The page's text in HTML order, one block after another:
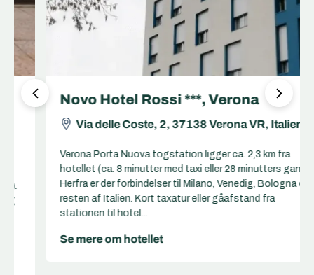
Novo Hotel Rossi ***, Verona
Via delle Coste, 2, 37138 Verona VR, Italien
Verona Porta Nuova togstation ligger ca. 2,3 km fra
hotellet (ca. 8 minutter med taxi eller 28 minutters gang).
Herfra er der forbindelser til Milano, Venedig, Bologna og
resten af Italien. Kort taxatur eller gåafstand fra
stationen til hotel...
Se mere om hotellet